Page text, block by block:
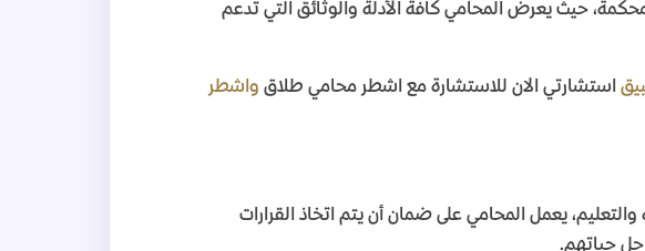
حيث يعرض المحامي كافة الأدلة والوثائق التي تدعم
استشارتي الان للاستشارة مع اشطر محامي طلاق واشطر
يعمل المحامي على ضمان أن يتم اتخاذ القرارات
حياتهم.